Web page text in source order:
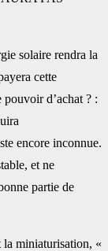
solaire rendra la
cette
d’achat ? :
encore inconnue.
et ne
partie de
la miniaturisation, «